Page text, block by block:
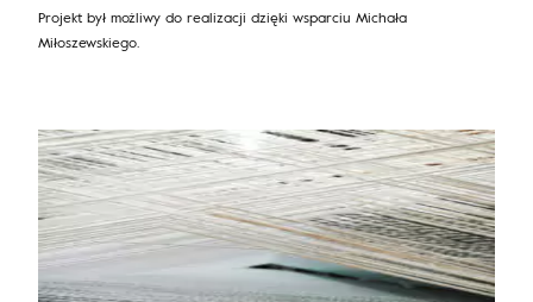
Projekt był możliwy do realizacji dzięki wsparciu Michała
Miłoszewskiego.